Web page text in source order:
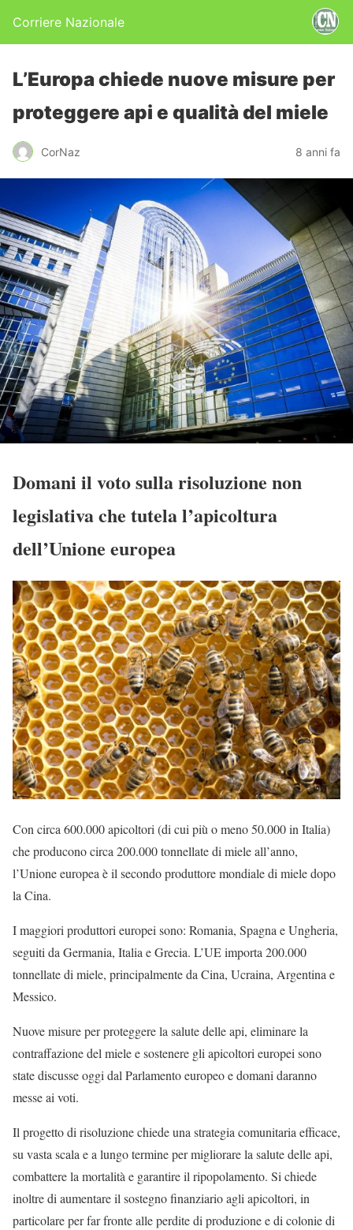
Corriere Nazionale
L’Europa chiede nuove misure per
proteggere api e qualità del miele
CorNaz 8 anni fa
Domani il voto sulla risoluzione non
legislativa che tutela l’apicoltura
dell’Unione europea
Con circa 600.000 apicoltori (di cui più o meno 50.000 in Italia)
che producono circa 200.000 tonnellate di miele all’anno,
l’Unione europea è il secondo produttore mondiale di miele dopo
la Cina.
I maggiori produttori europei sono: Romania, Spagna e Ungheria,
seguiti da Germania, Italia e Grecia. L’UE importa 200.000
tonnellate di miele, principalmente da Cina, Ucraina, Argentina e
Messico.
Nuove misure per proteggere la salute delle api, eliminare la
contraffazione del miele e sostenere gli apicoltori europei sono
state discusse oggi dal Parlamento europeo e domani daranno
messe ai voti.
Il progetto di risoluzione chiede una strategia comunitaria efficace,
su vasta scala e a lungo termine per migliorare la salute delle api,
combattere la mortalità e garantire il ripopolamento. Si chiede
inoltre di aumentare il sostegno finanziario agli apicoltori, in
particolare per far fronte alle perdite di produzione e di colonie di